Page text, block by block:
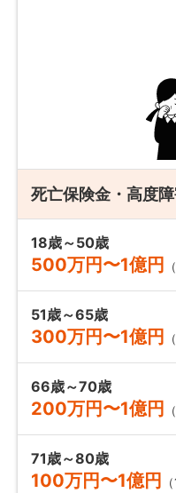
死亡保険金・高度
18歳～50歳
500万円〜1億円
51歳～65歳
300万円〜1億円
66歳～70歳
200万円〜1億円
71歳～80歳
100万円〜1億円